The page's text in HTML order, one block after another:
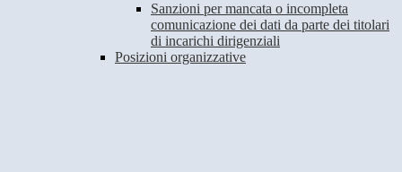
Sanzioni per mancata o incompleta
comunicazione dei dati da parte dei titolari
di incarichi dirigenziali
Posizioni organizzative